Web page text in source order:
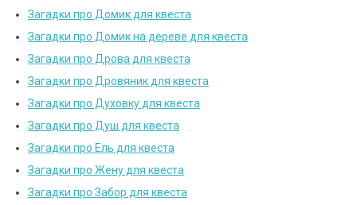
Загадки про Домик для квеста
Загадки про Домик на дереве для квеста
Загадки про Дрова для квеста
Загадки про Дровяник для квеста
Загадки про Духовку для квеста
Загадки про Душ для квеста
Загадки про Ель для квеста
Загадки про Жену для квеста
Загадки про Забор для квеста